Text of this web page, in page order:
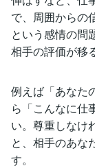
で、周囲からの
という感情の問
相手の評価が移
例えば「あなた
ら「こんなに仕
い。尊重しなけ
と、相手のあな
す。